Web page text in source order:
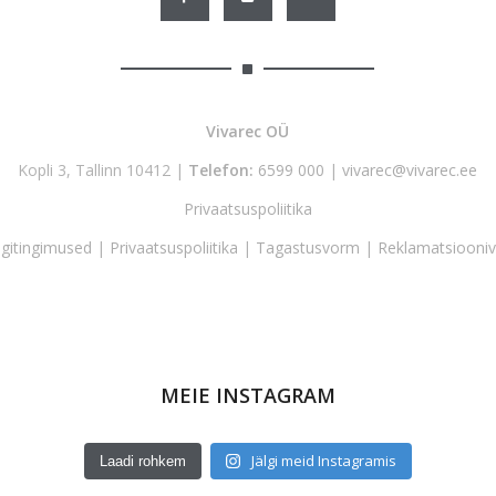
Vivarec OÜ
Kopli 3, Tallinn 10412 | Telefon: 6599 000 |vivarec@vivarec.ee
Privaatsuspoliitika
| Privaatsuspoliitika | Tagastusvorm |
MEIE INSTAGRAM
Laadi rohkem Jälgi meid Instagramis